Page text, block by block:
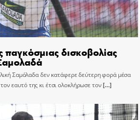
παγκόσμιας δισκοβολίας
Σαμόλαδα δεν κατάφερε δεύτερη φορά μέσα
εαυτό της κι έτσι ολοκλήρωσε τον[…]